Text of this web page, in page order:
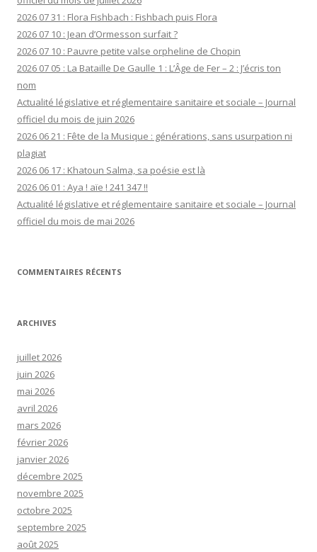
2026 07 31 : Flora Fishbach : Fishbach puis Flora
2026 07 10 : Jean d’Ormesson surfait ?
2026 07 10 : Pauvre petite valse orpheline de Chopin
2026 07 05 : La Bataille De Gaulle 1 : L’Âge de Fer – 2 : J’écris ton
nom
Actualité législative et réglementaire sanitaire et sociale – Journal
officiel du mois de juin 2026
2026 06 21 : Fête de la Musique : générations, sans usurpation ni
plagiat
2026 06 17 : Khatoun Salma, sa poésie est là
2026 06 01 : Aya ! aïe ! 241 347 !!
Actualité législative et réglementaire sanitaire et sociale – Journal
officiel du mois de mai 2026
COMMENTAIRES RÉCENTS
ARCHIVES
juillet 2026
juin 2026
mai 2026
avril 2026
mars 2026
février 2026
janvier 2026
décembre 2025
novembre 2025
octobre 2025
septembre 2025
août 2025